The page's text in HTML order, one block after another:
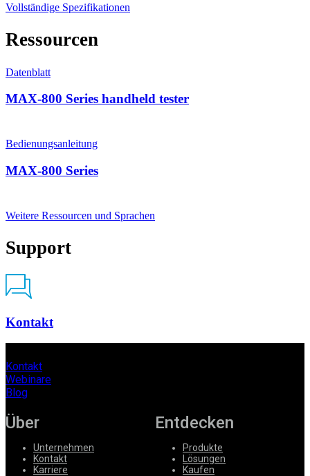
Vollständige Spezifikationen
Ressourcen
Datenblatt
MAX-800 Series handheld tester
Bedienungsanleitung
MAX-800 Series
Weitere Ressourcen und Sprachen
Support
Kontakt
Kontakt
Webinare
Blog
Über
Unternehmen
Kontakt
Karriere
Entdecken
Produkte
Lösungen
Kaufen